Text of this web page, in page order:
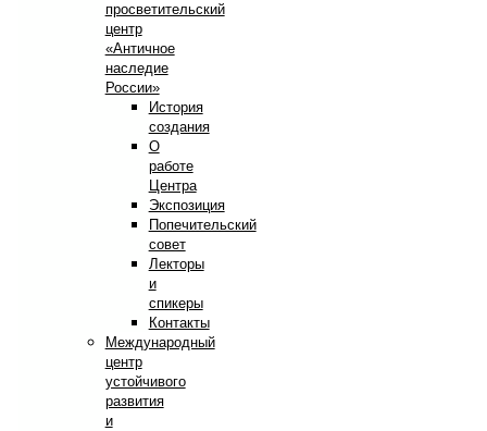
просветительский
центр
«Античное
наследие
России»
История
создания
О
работе
Центра
Экспозиция
Попечительский
совет
Лекторы
и
спикеры
Контакты
Международный
центр
устойчивого
развития
и